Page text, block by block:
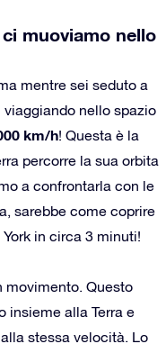
muoviamo nello
mentre sei seduto a
nello spazio
km/h! Questa è la
percorre la sua orbita
a confrontarla con le
sarebbe come coprire
in circa 3 minuti!
movimento. Questo
insieme alla Terra e
stessa velocità. Lo